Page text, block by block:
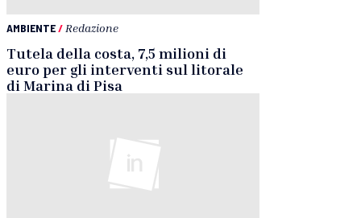
AMBIENTE/ Redazione
Tutela della costa, 7,5 milioni di
euro per gli interventi sul litorale
di Marina di Pisa